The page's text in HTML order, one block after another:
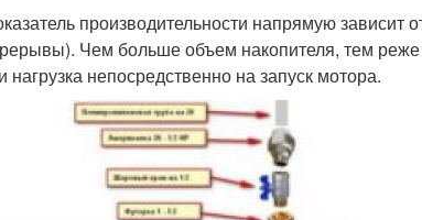
производительности напрямую зависит
Чем больше объем накопителя, тем реже
непосредственно на запуск мотора.